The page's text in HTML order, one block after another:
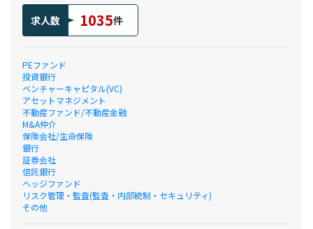
求人数 1035件
PEファンド
投資銀行
ベンチャーキャピタル(VC)
アセットマネジメント
不動産ファンド/不動産金融
M&A仲介
保険会社/生命保険
銀行
証券会社
信託銀行
ヘッジファンド
リスク管理・監査(監査・内部統制・セキュリティ)
その他